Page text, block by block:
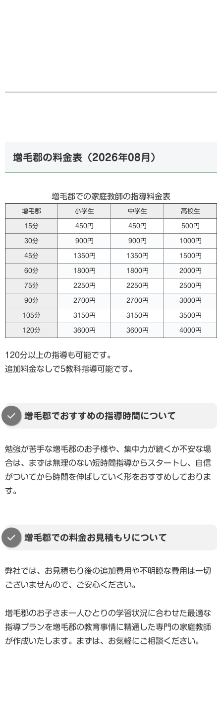
増毛郡の料金表（2026年08月 ）
増毛郡での家庭教師の指導料金表
増毛郡 小学生 中学生 高校生
15分 450円 450円 500円
30分 900円 900円 1000円
45分 1350円 1350円 1500円
60分 1800円 1800円 2000円
75分 2250円 2250円 2500円
90分 2700円 2700円 3000円
105分 3150円 3150円 3500円
120分 3600円 3600円 4000円
120分以上の指導も可能です。
追加料金なしで5教科指導可能です。
増毛郡でおすすめの指導時間について
勉強が苦手な増毛郡のお子様や、集中力が続くか不安な場
合は、まずは無理のない短時間指導からスタートし、自信
がついてから時間を伸ばしていく形をおすすめしておりま
す。
増毛郡での料金お見積もりについて
弊社では、お見積もり後の追加費用や不明瞭な費用は一切
ございませんので、ご安心ください。
増毛郡のお子さま一人ひとりの学習状況に合わせた最適な
指導プランを増毛郡の教育事情に精通した専門の家庭教師
が作成いたします。まずは、お気軽にご相談ください。